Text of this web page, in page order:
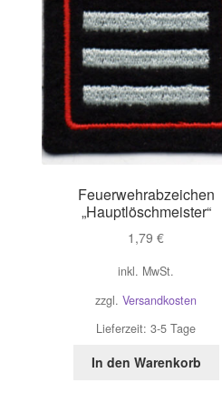
Feuerwehrabzeichen
„Hauptlöschmeister“
1,79€
inkl. MwSt.
zzgl.Versandkosten
Lieferzeit:3-5 Tage
In den Warenkorb